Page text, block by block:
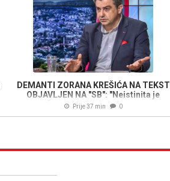
DEMANTI ZORANA KREŠIĆA NA TEKST
OBJAVLJEN NA "SB": "Neistinita je
tvrdnja Šemsudina Mehmedovića da ja
Prije 37 min 0